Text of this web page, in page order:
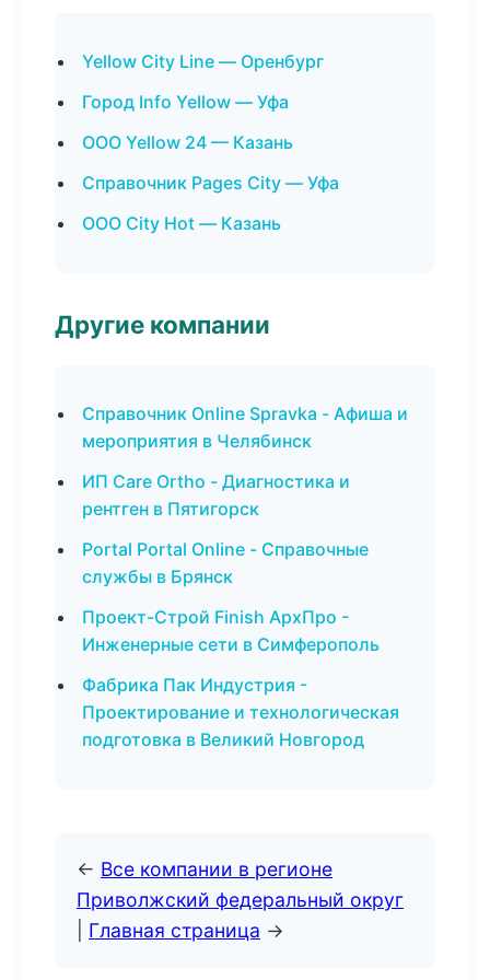
Yellow City Line — Оренбург
Город Info Yellow — Уфа
ООО Yellow 24 — Казань
Справочник Pages City — Уфа
ООО City Hot — Казань
Другие компании
Справочник Online Spravka - Афиша и
мероприятия в Челябинск
ИП Care Ortho - Диагностика и
рентген в Пятигорск
Portal Portal Online - Справочные
службы в Брянск
Проект-Строй Finish АрхПро -
Инженерные сети в Симферополь
Фабрика Пак Индустрия -
Проектирование и технологическая
подготовка в Великий Новгород
← Все компании в регионе
Приволжский федеральный округ
Главная страница →